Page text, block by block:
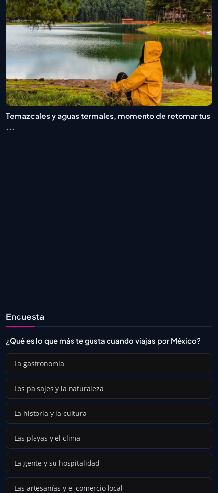
Temazcales y aguas termales, momento de retomar tus
...
Encuesta
¿Qué es lo que más te gusta cuando viajas por México?
La gastronomía
Los paisajes y la naturaleza
La historia y la cultura
Las playas y el clima
La gente y su hospitalidad
Las artesanías y el comercio local